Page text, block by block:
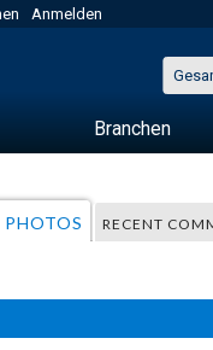
Anmelden
Branchen
PHOTOS RECENT